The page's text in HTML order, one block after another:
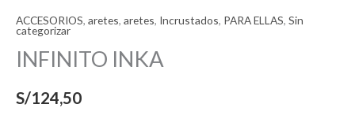
ACCESORIOS, aretes, aretes, Incrustados, PARA ELLAS, Sin
categorizar
INFINITO INKA
S/124,50